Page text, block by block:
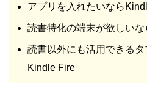
アプリを入れたいなら
読書特化の端末が欲しい
読書以外にも活用できる
Kindle Fire